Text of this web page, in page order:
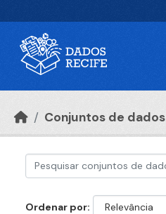
Conjuntos de dados
Ordenar por